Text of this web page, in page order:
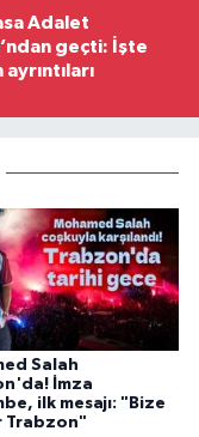
Adalet
geçti: İşte
Salah
İmza
ilk mesajı: "Bize
Trabzon"